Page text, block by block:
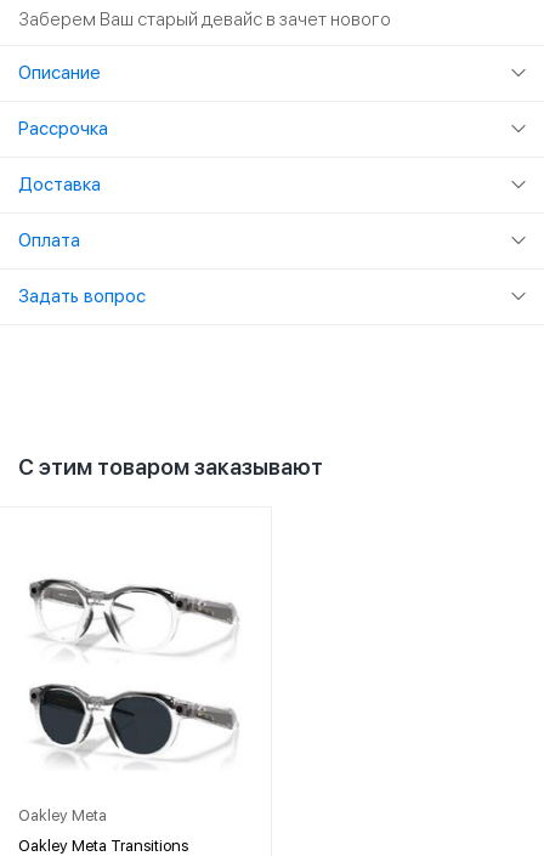
Заберем Ваш старый девайс в зачет нового
Описание
Рассрочка
Доставка
Оплата
Задать вопрос
С этим товаром заказывают
Oakley Meta
Oakley Meta Transitions